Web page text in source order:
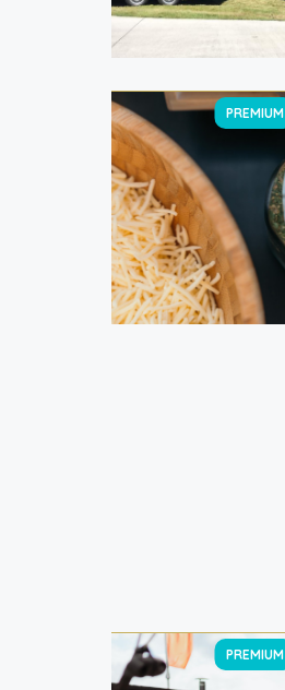
PREMIUM
PREMIUM